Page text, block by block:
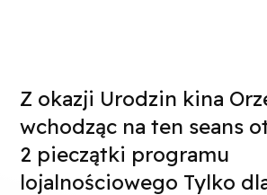
Z okazji Urodzin kina
wchodząc na ten seans
2 pieczątki programu
lojalnościowego Tylko